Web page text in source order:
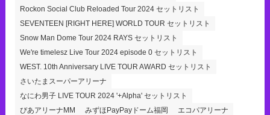
Rockon Social Club Reloaded Tour 2024 セットリスト
SEVENTEEN [RIGHT HERE] WORLD TOUR セットリスト
Snow Man Dome Tour 2024 RAYS セットリスト
We're timelesz Live Tour 2024 episode 0 セットリスト
WEST. 10th Anniversary LIVE TOUR AWARD セットリスト
さいたまスーパーアリーナ
なにわ男子 LIVE TOUR 2024 '+Alpha' セットリスト
ぴあアリーナMM
みずほPayPayドーム福岡
エコパアリーナ